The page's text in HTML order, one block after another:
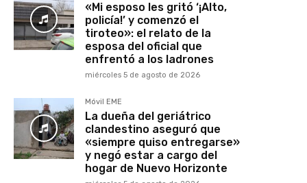
«Mi esposo les gritó ‘¡Alto,
policía!’ y comenzó el
tiroteo»: el relato de la
esposa del oficial que
enfrentó a los ladrones
miércoles 5 de agosto de 2026
Móvil EME
La dueña del geriátrico
clandestino aseguró que
«siempre quiso entregarse»
y negó estar a cargo del
hogar de Nuevo Horizonte